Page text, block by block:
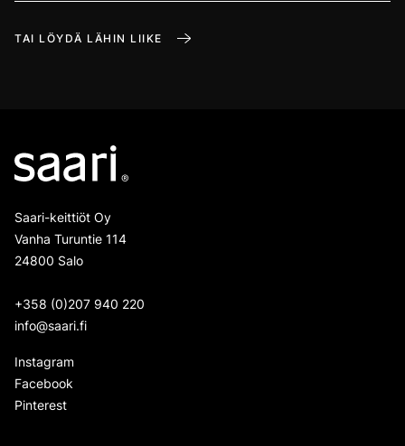
TAI LÖYDÄ LÄHIN LIIKE
Saari-keittiöt Oy
Vanha Turuntie 114
24800 Salo
+358 (0)207 940 220
info@saari.fi
Instagram
Facebook
Pinterest